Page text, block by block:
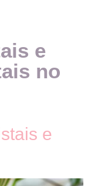
e
no
e